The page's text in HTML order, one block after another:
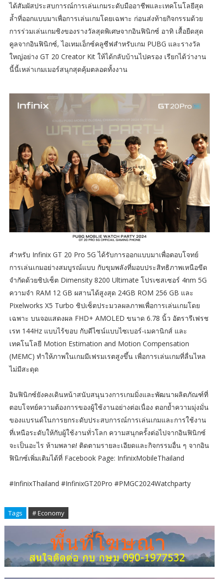
ได้สัมผัสประสบการณ์การเล่นเกมระดับมืออาชีพและเทคโนโลยีสุด
ล้ำที่ออกแบบมาเพื่อการเล่นเกมโดยเฉพาะ ก่อนส่งท้ายกิจกรรมด้วย
การร่วมเล่นเกมชิงของรางวัลสุดพิเศษจากอินฟินิกซ์ อาทิ เสื้อยืดสุด
คูลจากอินฟินิกซ์, ไอเทมเอ็กซ์คลูซีฟสำหรับเกม PUBG และรางวัล
ใหญ่อย่าง GT 20 Creator Kit ให้ได้กลับบ้านไปครอง เรียกได้ว่างาน
นี้นี้เหล่าเกมเมอร์สนุกสุดคุ้มตลอดทั้งงาน
สำหรับ Infinix GT 20 Pro 5G ได้รับการออกแบบมาเพื่อตอบโจทย์
การเล่นเกมอย่างสมบูรณ์แบบ กับขุมพลังที่มอบประสิทธิภาพเหนือขีด
จำกัดด้วยชิปเซ็ต Dimensity 8200 Ultimate โปรเซสเซอร์ 4nm 5G
ความจำ RAM 12 GB ผสานได้สูงสุด 24GB ROM 256 GB และ
Pixelworks X5 Turbo ชิปเซ็ตประมวลผลภาพเพื่อการเล่นเกมโดย
เฉพาะ บนจอแสดงผล FHD+ AMOLED ขนาด 6.78 นิ้ว อัตรารีเฟรช
เรท 144Hz แบบไร้ขอบ กับดีไซน์แบบไซเบอร์-เมคานิกส์ และ
เทคโนโลยี Motion Estimation and Motion Compensation
(MEMC) ทำให้ภาพในเกมมีเฟรมเรตสูงขึ้น เพื่อการเล่นเกมที่ลื่นไหล
ไม่มีสะดุด
อินฟินิกซ์ยังคงเดินหน้าสนับสนุนวงการเกมมิ่งและพัฒนาผลิตภัณฑ์ที่
ตอบโจทย์ความต้องการของผู้ใช้งานอย่างต่อเนื่อง ตอกย้ำความมุ่งมั่น
ของแบรนด์ในการยกระดับประสบการณ์การเล่นเกมและการใช้งาน
ที่เหนือระดับให้กับผู้ใช้งานทั่วโลก ความสนุกครั้งต่อไปจากอินฟินิกซ์
จะเป็นอะไร ห้ามพลาด! ติดตามรายละเอียดและกิจกรรมอื่น ๆ จากอิน
ฟินิกซ์เพิ่มเติมได้ที่ Facebook Page: InfinixMobileThailand
#InfinixThailand #InfinixGT20Pro #PMGC2024Watchparty
Tags # Economy